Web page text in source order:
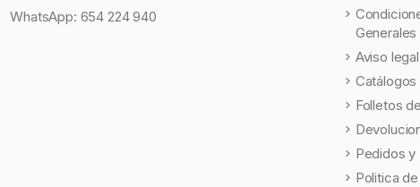
WhatsApp: 654 224 940
Aviso legal
Catálogos
Folletos
Pedidos y
Politica